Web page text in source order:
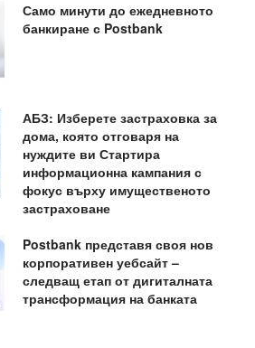
Само минути до ежедневното
банкиране с Postbank
АБЗ: Изберете застраховка за
дома, която отговаря на
нуждите ви Стартира
информационна кампания с
фокус върху имущественото
застраховане
Postbank представя своя нов
корпоративен уебсайт –
следващ етап от дигиталната
трансформация на банката